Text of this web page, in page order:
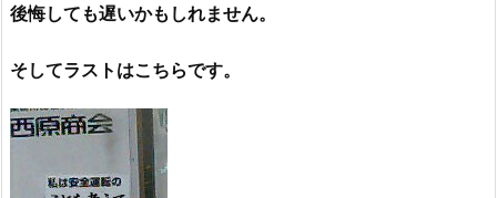
後悔しても遅いかもしれません。
そしてラストはこちらです。